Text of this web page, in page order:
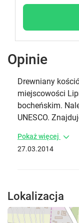
Opinie
Drewniany
miejscowości
bocheńskim.
UNESCO.
Pokaż więcej
27.03.2014
Lokalizacja